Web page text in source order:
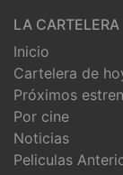
LA CARTELERA
Inicio
Cartelera de
Próximos
Por cine
Noticias
Peliculas